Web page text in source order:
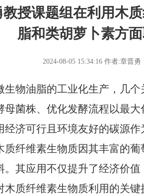
授课题组在利用木
脂和类胡萝卜素方
2024-08-05 15:34:16 作者:章晋勇
油脂的工业化生产，几个
母菌株、优化发酵流程以最
经济可行且环境友好的碳源
质纤维素生物质因其丰富的
。其应用不仅提升了经济价
木质纤维素生物质利用的关